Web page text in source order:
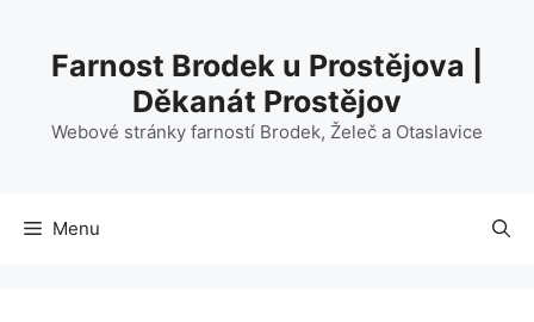
obsahFarnost Brodek u Prostějova |
Děkanát Prostějov
Webové stránky farností Brodek, Želeč a Otaslavice
Menu